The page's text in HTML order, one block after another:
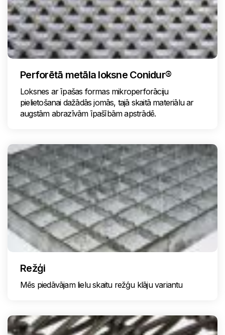
Perforētā metāla loksne Conidur®
Loksnes ar īpašas formas mikroperforāciju
pielietošanai dažādās jomās, tajā skaitā materiālu ar
augstām abrazīvām īpašībām apstrādē.
Režģi
Mēs piedāvājam lielu skaitu režģu klāju variantu